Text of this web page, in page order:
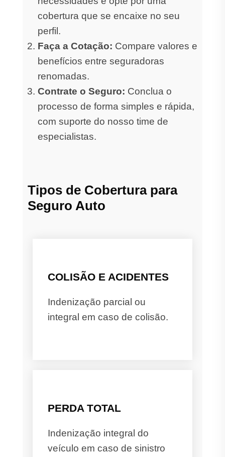
cobertura que se encaixe no seu
perfil.
Faça a Cotação: Compare valores e
benefícios entre seguradoras
renomadas.
Contrate o Seguro: Conclua o
processo de forma simples e rápida,
com suporte do nosso time de
especialistas.
Tipos de Cobertura para
Seguro Auto
COLISÃO E ACIDENTES
Indenização parcial ou
integral em caso de colisão.
PERDA TOTAL
Indenização integral do
veículo em caso de sinistro